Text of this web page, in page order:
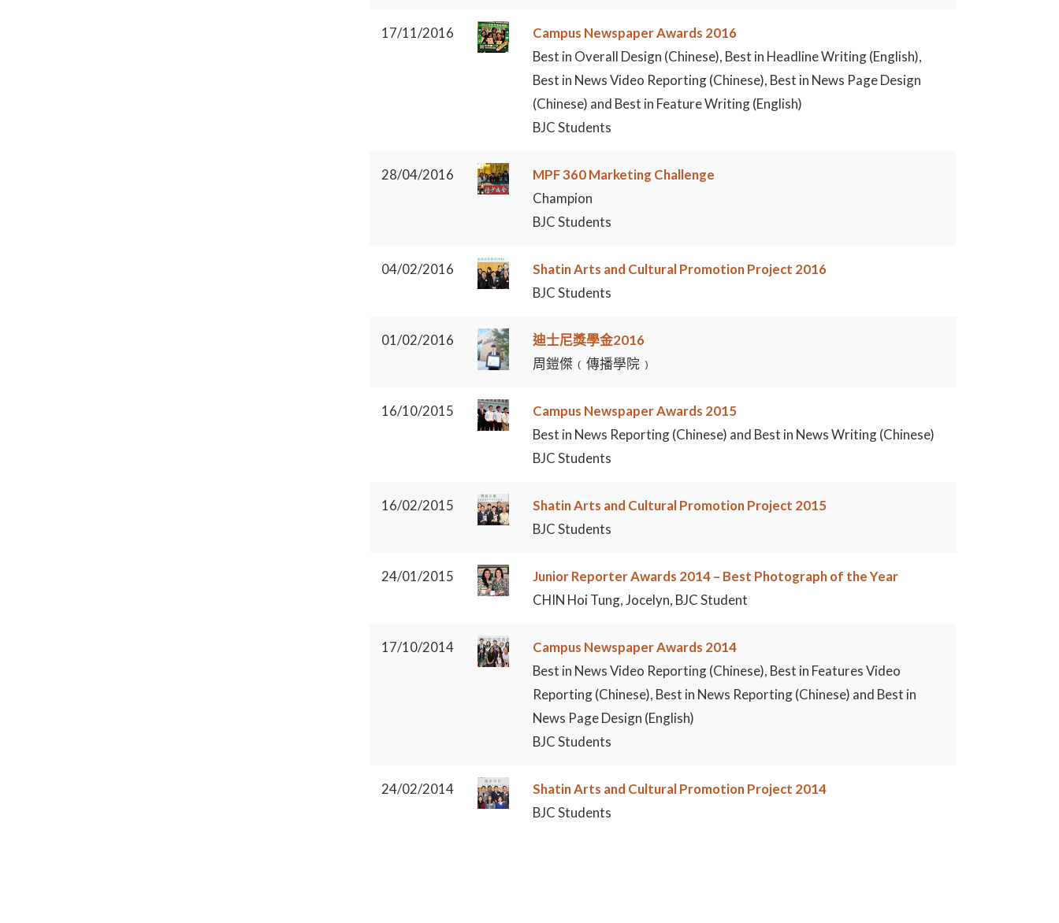
17/11/2016
Campus Newspaper Awards 2016
Best in Overall Design (Chinese), Best in Headline Writing (English),
Best in News Video Reporting (Chinese), Best in News Page Design
(Chinese) and Best in Feature Writing (English)
BJC Students
28/04/2016
MPF 360 Marketing Challenge
Champion
BJC Students
04/02/2016
Shatin Arts and Cultural Promotion Project 2016
BJC Students
01/02/2016
迪士尼獎學金2016
周鎧傑﹙傳播學院﹚
16/10/2015
Campus Newspaper Awards 2015
Best in News Reporting (Chinese) and Best in News Writing (Chinese)
BJC Students
16/02/2015
Shatin Arts and Cultural Promotion Project 2015
BJC Students
24/01/2015
Junior Reporter Awards 2014 – Best Photograph of the Year
CHIN Hoi Tung, Jocelyn, BJC Student
17/10/2014
Campus Newspaper Awards 2014
Best in News Video Reporting (Chinese), Best in Features Video
Reporting (Chinese), Best in News Reporting (Chinese) and Best in
News Page Design (English)
BJC Students
24/02/2014
Shatin Arts and Cultural Promotion Project 2014
BJC Students